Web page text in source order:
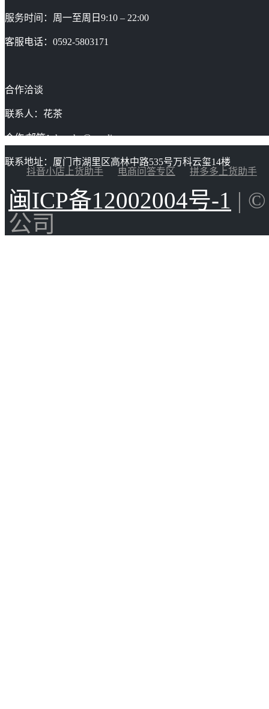
服务时间：周一至周日9:10 – 22:00
客服电话：0592-5803171
合作洽谈
联系人：花茶
合作/邮箱：huacha@gaoding.com
联系地址：厦门市湖里区高林中路535号万科云玺14楼
抖音小店上货助手
电商问答专区 拼多多上货助手
闽ICP备12002004号-1 |
公司